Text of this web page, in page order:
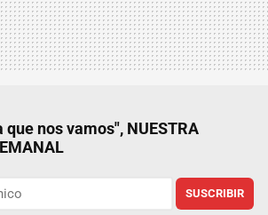
que nos vamos", NUESTRA
SUSCRIBIR